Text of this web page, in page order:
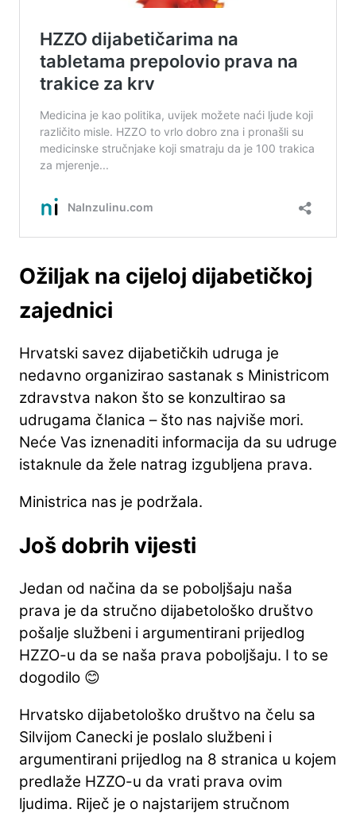
Ožiljak na cijeloj dijabetičkoj
zajednici
Hrvatski savez dijabetičkih udruga je
nedavno organizirao sastanak s Ministricom
zdravstva nakon što se konzultirao sa
udrugama članica – što nas najviše mori.
Neće Vas iznenaditi informacija da su udruge
istaknule da žele natrag izgubljena prava.
Ministrica nas je podržala.
Još dobrih vijesti
Jedan od načina da se poboljšaju naša
prava je da stručno dijabetološko društvo
pošalje službeni i argumentirani prijedlog
HZZO-u da se naša prava poboljšaju. I to se
dogodilo 😊
Hrvatsko dijabetološko društvo na čelu sa
Silvijom Canecki je poslalo službeni i
argumentirani prijedlog na 8 stranica u kojem
predlaže HZZO-u da vrati prava ovim
ljudima. Riječ je o najstarijem stručnom